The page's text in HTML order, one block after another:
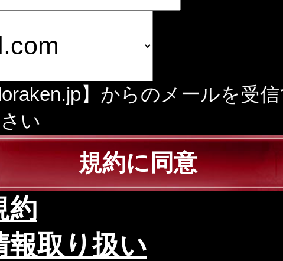
】からのメールを受
い
規約に同意
約
報取り扱い